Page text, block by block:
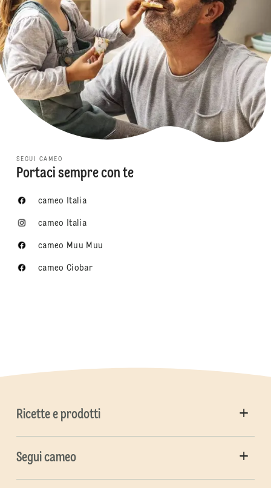
SEGUI CAMEO
Portaci sempre con te
cameo Italia
cameo Italia
cameo Muu Muu
cameo Ciobar
Ricette e prodotti
Segui cameo